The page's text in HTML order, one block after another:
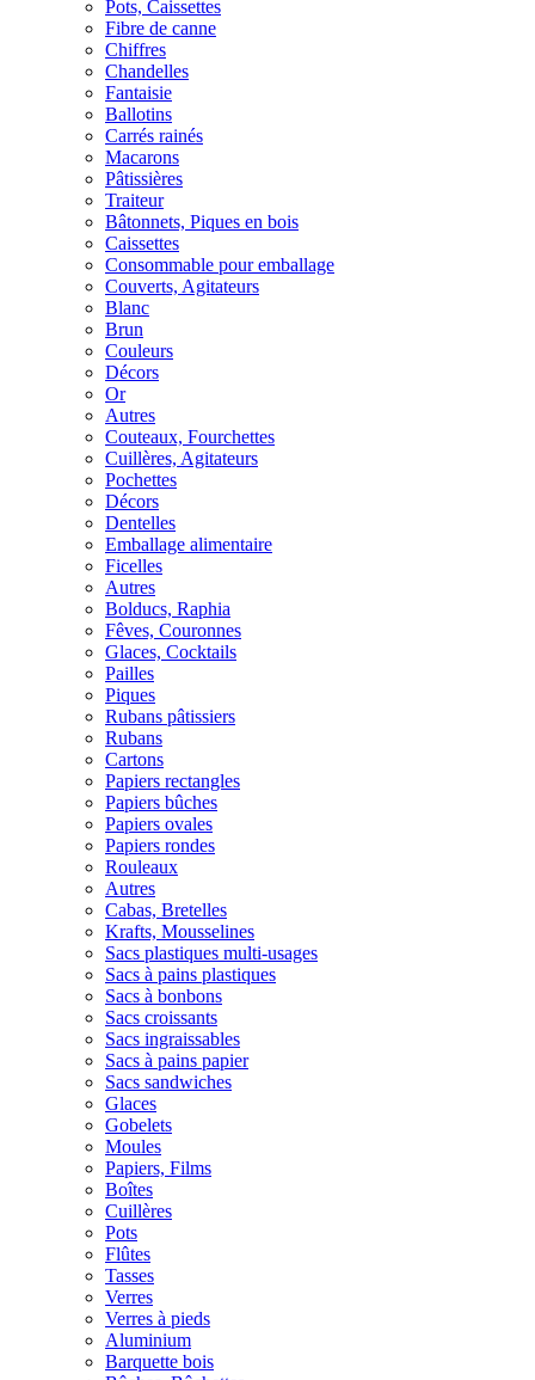
Pots, Caissettes
Fibre de canne
Chiffres
Chandelles
Fantaisie
Ballotins
Carrés rainés
Macarons
Pâtissières
Traiteur
Bâtonnets, Piques en bois
Caissettes
Consommable pour emballage
Couverts, Agitateurs
Blanc
Brun
Couleurs
Décors
Or
Autres
Couteaux, Fourchettes
Cuillères, Agitateurs
Pochettes
Décors
Dentelles
Emballage alimentaire
Ficelles
Autres
Bolducs, Raphia
Fêves, Couronnes
Glaces, Cocktails
Pailles
Piques
Rubans pâtissiers
Rubans
Cartons
Papiers rectangles
Papiers bûches
Papiers ovales
Papiers rondes
Rouleaux
Autres
Cabas, Bretelles
Krafts, Mousselines
Sacs plastiques multi-usages
Sacs à pains plastiques
Sacs à bonbons
Sacs croissants
Sacs ingraissables
Sacs à pains papier
Sacs sandwiches
Glaces
Gobelets
Moules
Papiers, Films
Boîtes
Cuillères
Pots
Flûtes
Tasses
Verres
Verres à pieds
Aluminium
Barquette bois